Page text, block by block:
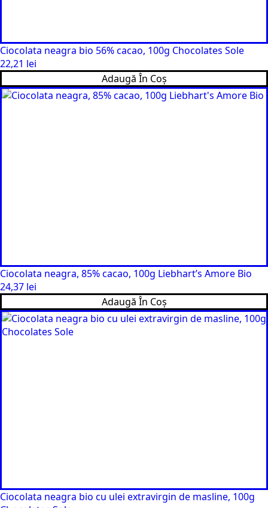
Ciocolata neagra bio 56% cacao, 100g Chocolates Sole
22,21 lei
Adaugă În Coș
Ciocolata neagra, 85% cacao, 100g Liebhart’s Amore Bio
24,37 lei
Adaugă În Coș
Ciocolata neagra bio cu ulei extravirgin de masline, 100g